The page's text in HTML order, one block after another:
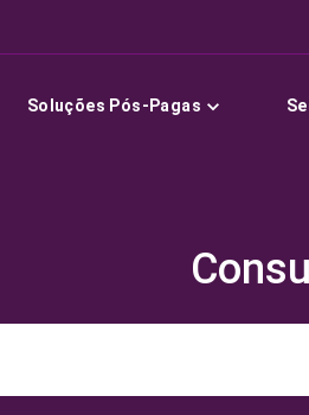
Soluções Pós-Pagas